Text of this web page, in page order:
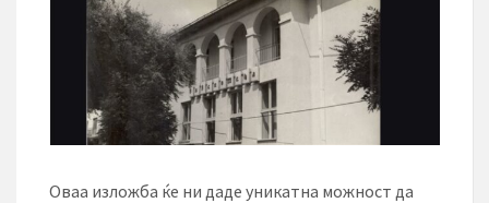
Оваа изложба ќе ни даде уникатна можност да